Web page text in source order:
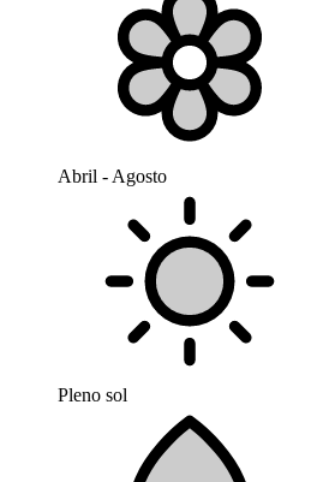
Abril - Agosto
Pleno sol